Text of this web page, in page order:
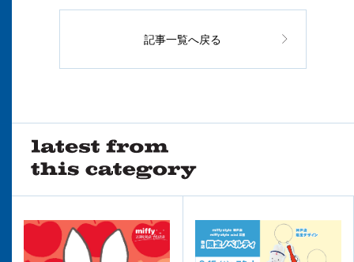
記事一覧へ戻る